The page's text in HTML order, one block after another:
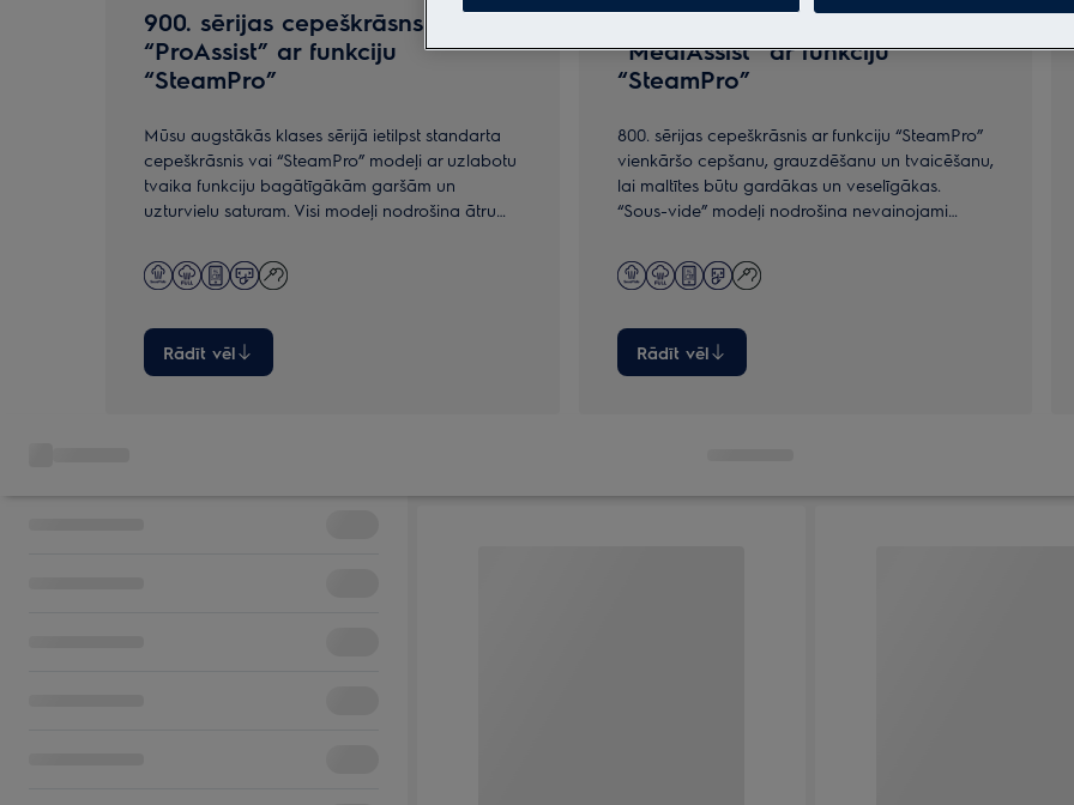
900. sērijas cepeškrāsns
“ProAssist” ar funkciju
“SteamPro”
Mūsu augstākās klases sērijā ietilpst standarta
cepeškrāsnis vai “SteamPro” modeļi ar uzlabotu
tvaika funkciju bagātīgākām garšām un
uzturvielu saturam. Visi modeļi nodrošina ātru
Rādīt vēl
800. sērijas cepeškrāsns
“MealAssist” ar funkciju
“SteamPro”
800. sērijas cepeškrāsnis ar funkciju “SteamPro”
vienkāršo cepšanu, grauzdēšanu un tvaicēšanu,
lai maltītes būtu gardākas un veselīgākas.
“Sous-vide” modeļi nodrošina nevainojami
Rādīt vēl